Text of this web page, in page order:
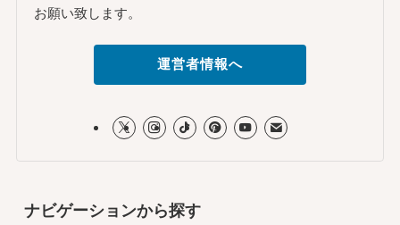
お願い致します。
運営者情報へ
ナビゲーションから探す